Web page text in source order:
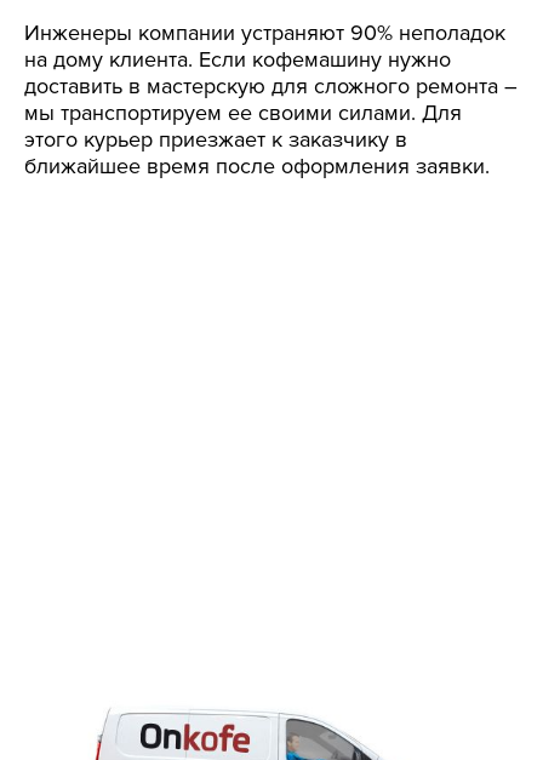
Инженеры компании устраняют 90% неполадок
на дому клиента. Если кофемашину нужно
доставить в мастерскую для сложного ремонта –
мы транспортируем ее своими силами. Для
этого курьер приезжает к заказчику в
ближайшее время после оформления заявки.